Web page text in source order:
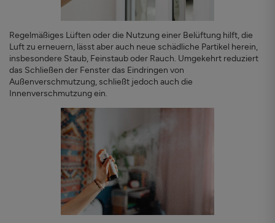
Regelmäßiges Lüften oder die Nutzung einer Belüftung hilft, die
Luft zu erneuern, lässt aber auch neue schädliche Partikel herein,
insbesondere Staub, Feinstaub oder Rauch. Umgekehrt reduziert
das Schließen der Fenster das Eindringen von
Außenverschmutzung, schließt jedoch auch die
Innenverschmutzung ein.